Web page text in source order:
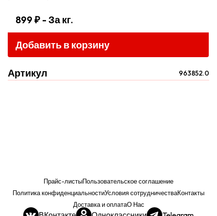
899 ₽ - За кг.
Добавить в корзину
Артикул 963852.0
Прайс-листыПользовательское соглашение
Политика конфиденциальностиУсловия сотрудничестваКонтакты
Доставка и оплатаО Нас